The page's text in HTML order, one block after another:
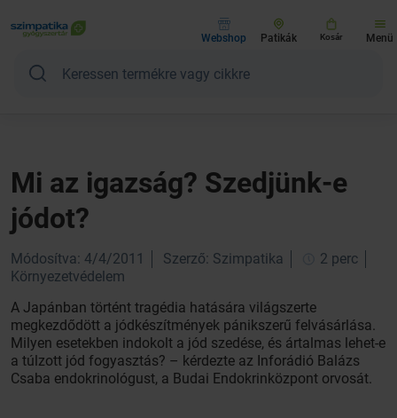
Webshop Patikák Kosár Menü
Mi az igazság? Szedjünk-e
jódot?
Módosítva: 4/4/2011 Szerző: Szimpatika
2 perc
Környezetvédelem
A Japánban történt tragédia hatására világszerte
megkezdődött a jódkészítmények pánikszerű felvásárlása.
Milyen esetekben indokolt a jód szedése, és ártalmas lehet-e
a túlzott jód fogyasztás? – kérdezte az Inforádió Balázs
Csaba endokrinológust, a Budai Endokrinközpont orvosát.